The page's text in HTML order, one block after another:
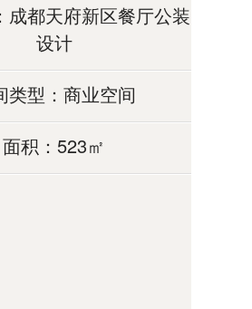
成都天府新区餐厅公装
设计
类型：商业空间
面积：523㎡